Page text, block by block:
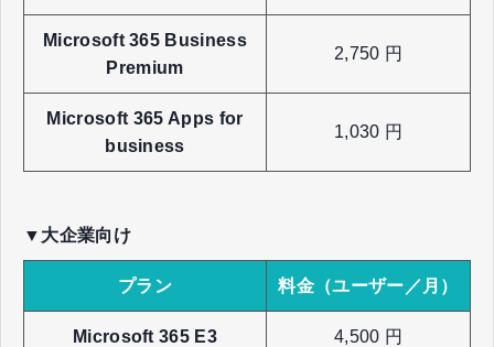
Microsoft 365 Business
Premium
2,750 円
Microsoft 365 Apps for
business
1,030 円
▼大企業向け
プラン 料金（ユーザー／月）
Microsoft 365 E3 4,500 円